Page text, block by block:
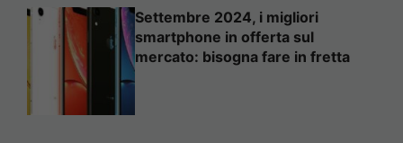
Settembre 2024, i migliori
smartphone in offerta sul
mercato: bisogna fare in fretta